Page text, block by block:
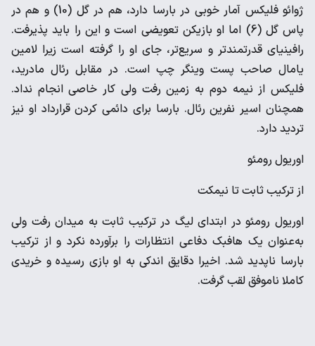
ژوائو فلیکس آمار خوبی در بارسا دارد، هم در گل (10) و هم در
پاس گل (6) اما او بازیکن تعویضی است و این را باید پذیرفت.
رافینیای قدرتمندتر و سریع‌تر، جای او را گرفته است زیرا لامین
یامال صاحب پست وینگر چپ است. در مقابل رئال مادرید،
فلیکس از نیمه دوم به زمین رفت ولی کار خاصی انجام نداد.
همچنان اسیر نفرین رئال. بارسا برای دائمی کردن قرارداد او نیز
تردید دارد.
اوریول رومئو
از ترکیب ثابت تا نیمکت
اوریول رومئو در ابتدای لیگ در ترکیب ثابت به میدان رفت ولی
به‌عنوان یک هافبک دفاعی انتظارات را برآورده نکرد و از ترکیب
بارسا ناپدید شد. اخیرا دقایق اندکی به او بازی رسیده و خریدی
کاملا ناموفق لقب گرفت.